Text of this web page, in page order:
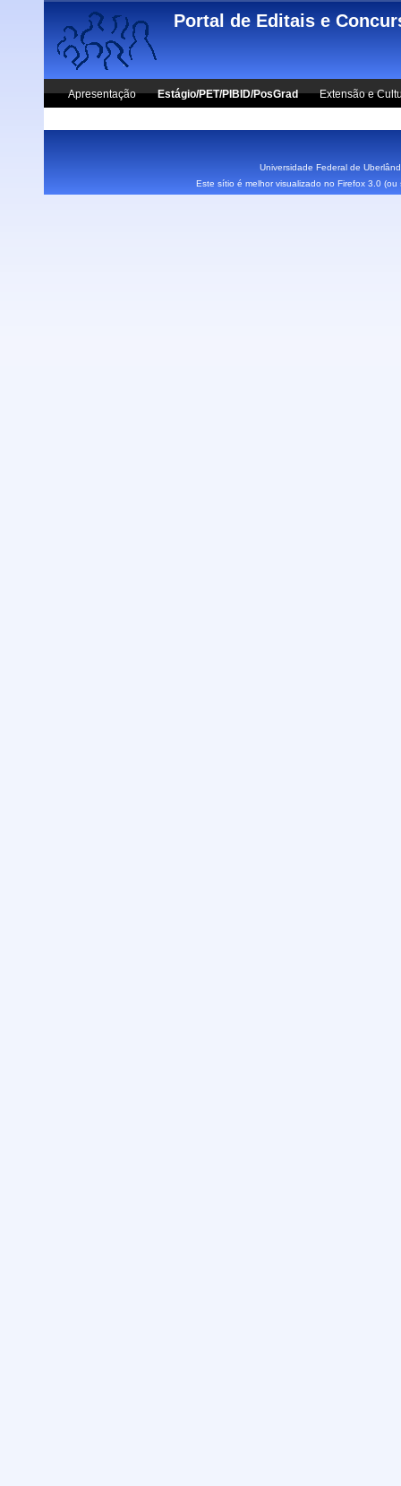
Skip to main content
Portal de Editais e
Apresentação Estágio/PET/PIBID/PosGrad Extensão e
Universidade Federal de
Este sítio é melhor visualizado no Firefox 3.0